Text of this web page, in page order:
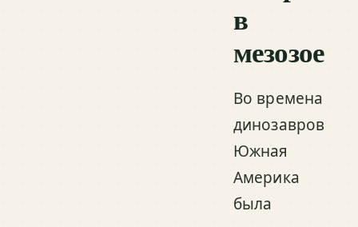
в
мезозое
Во времена
динозавров
Южная
Америка
была